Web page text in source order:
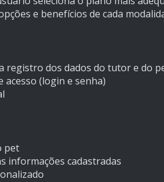
e benefícios de cada
registro dos dados do tutor e do
acesso (login e senha)
pet
informações cadastradas